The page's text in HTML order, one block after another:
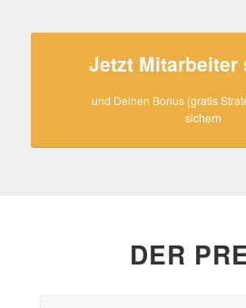
Jetzt Mitarbeiter
und Deinen Bonus (gratis
sichern
DER